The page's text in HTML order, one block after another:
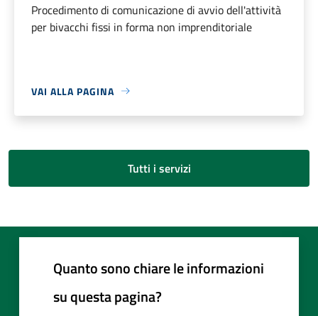
Procedimento di comunicazione di avvio dell'attività
per bivacchi fissi in forma non imprenditoriale
VAI ALLA PAGINA
Tutti i servizi
Quanto sono chiare le informazioni
su questa pagina?